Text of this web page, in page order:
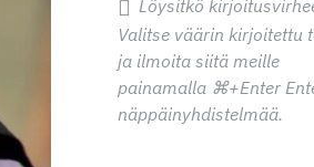
Löysitkö
Valitse väärin kirjoitettu
ja ilmoita siitä meille
painamalla ⌘+Enter
näppäinyhdistelmää.